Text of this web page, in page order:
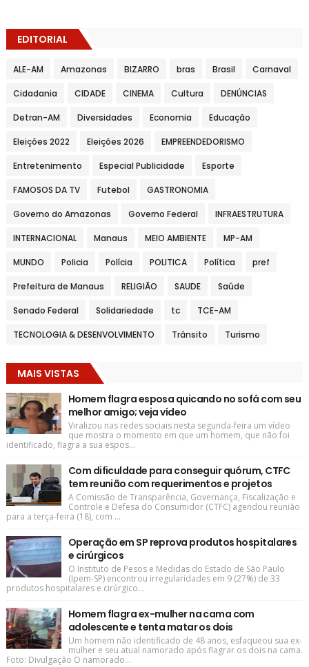
EDITORIAL
ALE-AM Amazonas BIZARRO bras Brasil Carnaval
Cidadania CIDADE CINEMA Cultura DENÚNCIAS
Detran-AM Diversidades Economia Educação
Eleições 2022 Eleições 2026 EMPREENDEDORISMO
Entretenimento Especial Publicidade Esporte
FAMOSOS DA TV Futebol GASTRONOMIA
Governo do Amazonas Governo Federal INFRAESTRUTURA
INTERNACIONAL Manaus MEIO AMBIENTE MP-AM
MUNDO Policia Polícia POLITICA Política pref
Prefeitura de Manaus RELIGIÃO SAUDE Saúde
Senado Federal Solidariedade tc TCE-AM
TECNOLOGIA & DESENVOLVIMENTO Trânsito Turismo
MAIS VISTAS
Homem flagra esposa quicando no sofá com seu
melhor amigo; veja vídeo
Viralizou nas redes sociais nesta segunda-feira um vídeo
que mostra o momento em que um homem, que não foi
identificado, flagra a sua espos...
Com dificuldade para conseguir quórum, CTFC
tem reunião com requerimentos e projetos
A Comissão de Transparência, Governança, Fiscalização e
Controle e Defesa do Consumidor (CTFC) agendou reunião
para a terça-feira (18), com ...
Operação em SP reprova produtos hospitalares
e cirúrgicos
O Instituto de Pesos e Medidas do Estado de São Paulo
(Ipem-SP) encontrou irregularidades em 9 (27%) de 33
produtos hospitalares e cirúrgico...
Homem flagra ex-mulher na cama com
adolescente e tenta matar os dois
Um homem não identificado de 48 anos, esfaqueou sua ex-
mulher e seu atual namorado após flagrar os dois na cama.
Foto: Divulgação O namorado...